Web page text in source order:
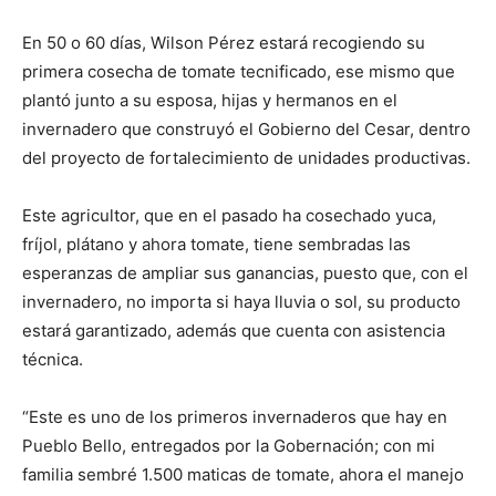
En 50 o 60 días, Wilson Pérez estará recogiendo su
primera cosecha de tomate tecnificado, ese mismo que
plantó junto a su esposa, hijas y hermanos en el
invernadero que construyó el Gobierno del Cesar, dentro
del proyecto de fortalecimiento de unidades productivas.
Este agricultor, que en el pasado ha cosechado yuca,
fríjol, plátano y ahora tomate, tiene sembradas las
esperanzas de ampliar sus ganancias, puesto que, con el
invernadero, no importa si haya lluvia o sol, su producto
estará garantizado, además que cuenta con asistencia
técnica.
“Este es uno de los primeros invernaderos que hay en
Pueblo Bello, entregados por la Gobernación; con mi
familia sembré 1.500 maticas de tomate, ahora el manejo